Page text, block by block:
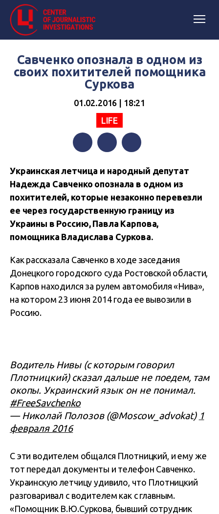
Савченко опознала в одном из
своих похитителей помощника
Суркова
01.02.2016 | 18:21
LIFE
Украинская летчица и народный депутат
Надежда Савченко опознала в одном из
похитителей, которые незаконно перевезли
ее через государственную границу из
Украины в Россию, Павла Карпова,
помощника Владислава Суркова.
Как рассказала Савченко в ходе заседания
Донецкого городского суда Ростовской области,
Карпов находился за рулем автомобиля «Нива»,
на котором 23 июня 2014 года ее вывозили в
Россию.
Водитель Нивы (с которым говорил
Плотницкий) сказал дальше не поедем, там
окопы. Украинский язык он не понимал.
#FreeSavchenko
— Николай Полозов (@Moscow_advokat) 1
февраля 2016
С эти водителем общался Плотницкий, и ему же
тот передал документы и телефон Савченко.
Украинскую летчицу удивило, что Плотницкий
разговаривал с водителем как с главным.
«Помощник В.Ю.Суркова, бывший сотрудник